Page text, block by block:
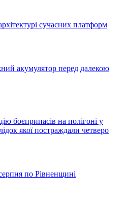
сучасних платформ
акумулятор перед далекою
боєприпасів на полігоні у
якої постраждали четверо
по Рівненщині